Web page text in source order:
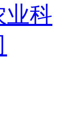
业科